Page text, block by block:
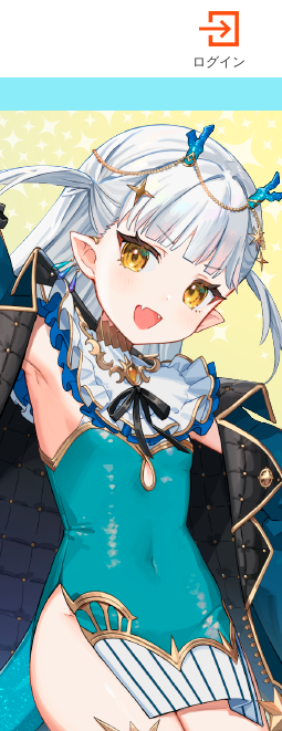
ログイン